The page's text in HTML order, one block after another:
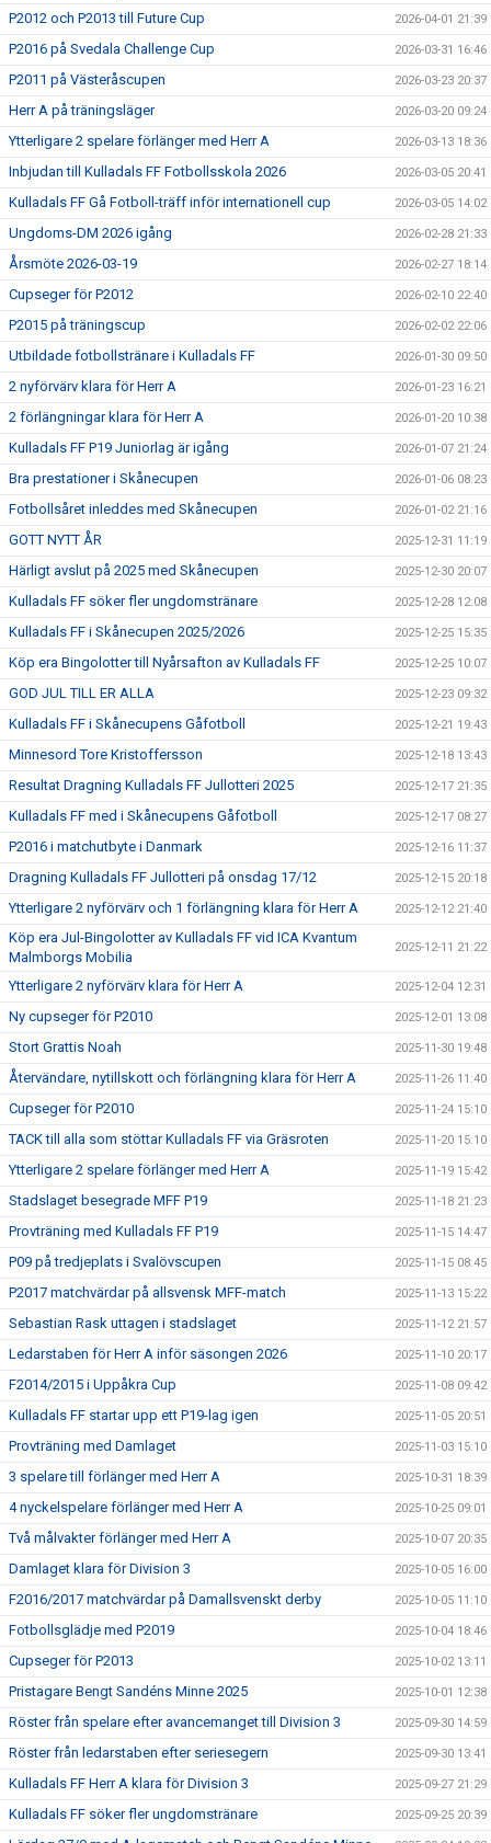
P2012 och P2013 till Future Cup 2026-04-01 21:39
P2016 på Svedala Challenge Cup 2026-03-31 16:46
P2011 på Västeråscupen 2026-03-23 20:37
Herr A på träningsläger 2026-03-20 09:24
Ytterligare 2 spelare förlänger med Herr A 2026-03-13 18:36
Inbjudan till Kulladals FF Fotbollsskola 2026 2026-03-05 20:41
Kulladals FF Gå Fotboll-träff inför internationell cup 2026-03-05 14:02
Ungdoms-DM 2026 igång 2026-02-28 21:33
Årsmöte 2026-03-19 2026-02-27 18:14
Cupseger för P2012 2026-02-10 22:40
P2015 på träningscup 2026-02-02 22:06
Utbildade fotbollstränare i Kulladals FF 2026-01-30 09:50
2 nyförvärv klara för Herr A 2026-01-23 16:21
2 förlängningar klara för Herr A 2026-01-20 10:38
Kulladals FF P19 Juniorlag är igång 2026-01-07 21:24
Bra prestationer i Skånecupen 2026-01-06 08:23
Fotbollsåret inleddes med Skånecupen 2026-01-02 21:16
GOTT NYTT ÅR 2025-12-31 11:19
Härligt avslut på 2025 med Skånecupen 2025-12-30 20:07
Kulladals FF söker fler ungdomstränare 2025-12-28 12:08
Kulladals FF i Skånecupen 2025/2026 2025-12-25 15:35
Köp era Bingolotter till Nyårsafton av Kulladals FF 2025-12-25 10:07
GOD JUL TILL ER ALLA 2025-12-23 09:32
Kulladals FF i Skånecupens Gåfotboll 2025-12-21 19:43
Minnesord Tore Kristoffersson 2025-12-18 13:43
Resultat Dragning Kulladals FF Jullotteri 2025 2025-12-17 21:35
Kulladals FF med i Skånecupens Gåfotboll 2025-12-17 08:27
P2016 i matchutbyte i Danmark 2025-12-16 11:37
Dragning Kulladals FF Jullotteri på onsdag 17/12 2025-12-15 20:18
Ytterligare 2 nyförvärv och 1 förlängning klara för Herr A 2025-12-12 21:40
Köp era Jul-Bingolotter av Kulladals FF vid ICA Kvantum
Malmborgs Mobilia
2025-12-11 21:22
Ytterligare 2 nyförvärv klara för Herr A 2025-12-04 12:31
Ny cupseger för P2010 2025-12-01 13:08
Stort Grattis Noah 2025-11-30 19:48
Återvändare, nytillskott och förlängning klara för Herr A 2025-11-26 11:40
Cupseger för P2010 2025-11-24 15:10
TACK till alla som stöttar Kulladals FF via Gräsroten 2025-11-20 15:10
Ytterligare 2 spelare förlänger med Herr A 2025-11-19 15:42
Stadslaget besegrade MFF P19 2025-11-18 21:23
Provträning med Kulladals FF P19 2025-11-15 14:47
P09 på tredjeplats i Svalövscupen 2025-11-15 08:45
P2017 matchvärdar på allsvensk MFF-match 2025-11-13 15:22
Sebastian Rask uttagen i stadslaget 2025-11-12 21:57
Ledarstaben för Herr A inför säsongen 2026 2025-11-10 20:17
F2014/2015 i Uppåkra Cup 2025-11-08 09:42
Kulladals FF startar upp ett P19-lag igen 2025-11-05 20:51
Provträning med Damlaget 2025-11-03 15:10
3 spelare till förlänger med Herr A 2025-10-31 18:39
4 nyckelspelare förlänger med Herr A 2025-10-25 09:01
Två målvakter förlänger med Herr A 2025-10-07 20:35
Damlaget klara för Division 3 2025-10-05 16:00
F2016/2017 matchvärdar på Damallsvenskt derby 2025-10-05 11:10
Fotbollsglädje med P2019 2025-10-04 18:46
Cupseger för P2013 2025-10-02 13:11
Pristagare Bengt Sandéns Minne 2025 2025-10-01 12:38
Röster från spelare efter avancemanget till Division 3 2025-09-30 14:59
Röster från ledarstaben efter seriesegern 2025-09-30 13:41
Kulladals FF Herr A klara för Division 3 2025-09-27 21:29
Kulladals FF söker fler ungdomstränare 2025-09-25 20:39